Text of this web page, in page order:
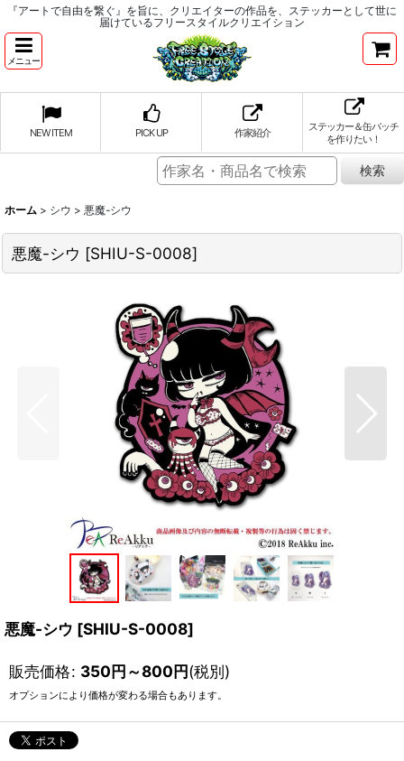
『アートで自由を繋ぐ』を旨に、クリエイターの作品を、ステッカーとして世に
届けているフリースタイルクリエイション
メニュー
NEW ITEM PICK UP 作家紹介
ステッカー＆缶バッチ
を作りたい！
ホーム > シウ > 悪魔-シウ
悪魔-シウ [SHIU-S-0008]
悪魔-シウ [SHIU-S-0008]
販売価格: 350円～800円(税別)
オプションにより価格が変わる場合もあります。